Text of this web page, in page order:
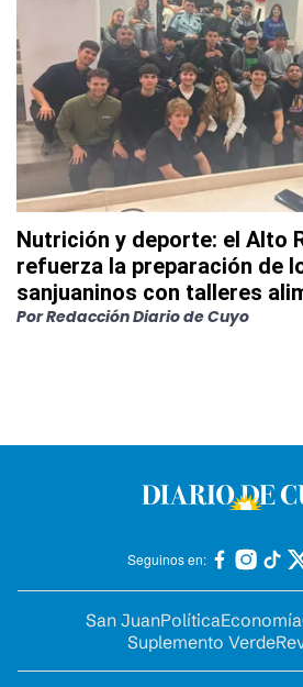
Nutrición y deporte: el Alto
refuerza la preparación de
sanjuaninos con talleres
PorRedacción Diario de Cuyo
Seguinos en:
San JuanPolíticaEconomía
Suplemento Verde